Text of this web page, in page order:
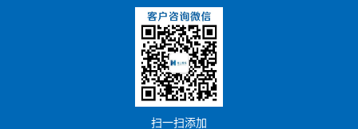
扫一扫添加